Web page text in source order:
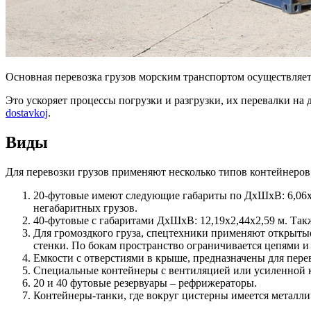
Основная перевозка грузов морским транспортом
Это ускоряет процессы погрузки и разгрузки, их перевалки
dostavkoj.
Виды
Для перевозки грузов применяют несколько типов
20-футовые имеют следующие габариты по ДхШхВ:
негабаритных грузов.
40-футовые с габаритами ДхШхВ: 12,19х2,44х2,59 м.
Для громоздкого груза, спецтехники применяют
стенки. По бокам пространство ограничивается цепями
Емкости с отверстиями в крыше, предназначены для
Специальные контейнеры с вентиляцией или усиленной
20 и 40 футовые резервуары – рефрижераторы.
Контейнеры-танки, где вокруг цистерны имеется